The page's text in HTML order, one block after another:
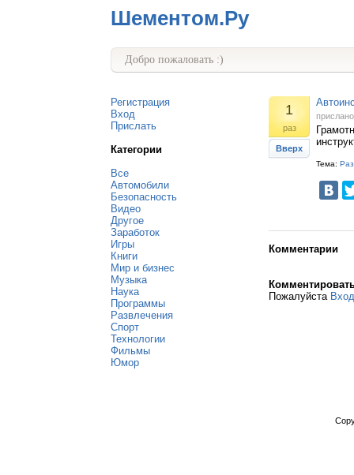
Шементом.Ру
Добро пожаловать :)
Регистрация
Вход
Прислать
Категории
Все
Автомобили
Безопасность
Видео
Другое
Заработок
Игры
Книги
Мир и бизнес
Музыка
Наука
Программы
Развлечения
Спорт
Технологии
Фильмы
Юмор
1
раз
Вверх
Тема:
Комментарии
Пожалуйста Вход